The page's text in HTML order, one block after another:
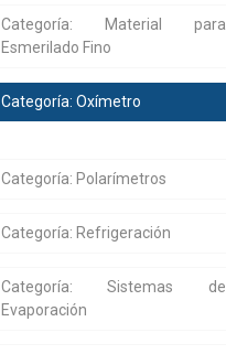
Categoría: Material para
Esmerilado Fino
Categoría: Oxímetro
Categoría: Polarímetros
Categoría: Refrigeración
Categoría: Sistemas de
Evaporación